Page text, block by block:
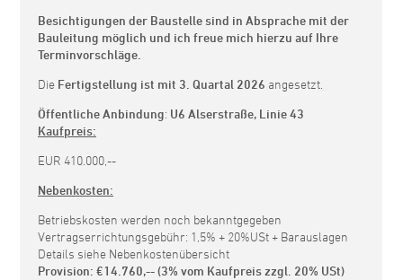
Besichtigungen der Baustelle sind in Absprache mit der
Bauleitung möglich und ich freue mich hierzu auf Ihre
Terminvorschläge.
Die Fertigstellung ist mit 3. Quartal 2026 angesetzt.
Öffentliche Anbindung: U6 Alserstraße, Linie 43
Kaufpreis:
EUR 410.000,--
Nebenkosten:
Betriebskosten werden noch bekanntgegeben
Vertragserrichtungsgebühr: 1,5% + 20%USt + Barauslagen
Details siehe Nebenkostenübersicht
Provision: €14.760,-- (3% vom Kaufpreis zzgl. 20% USt)